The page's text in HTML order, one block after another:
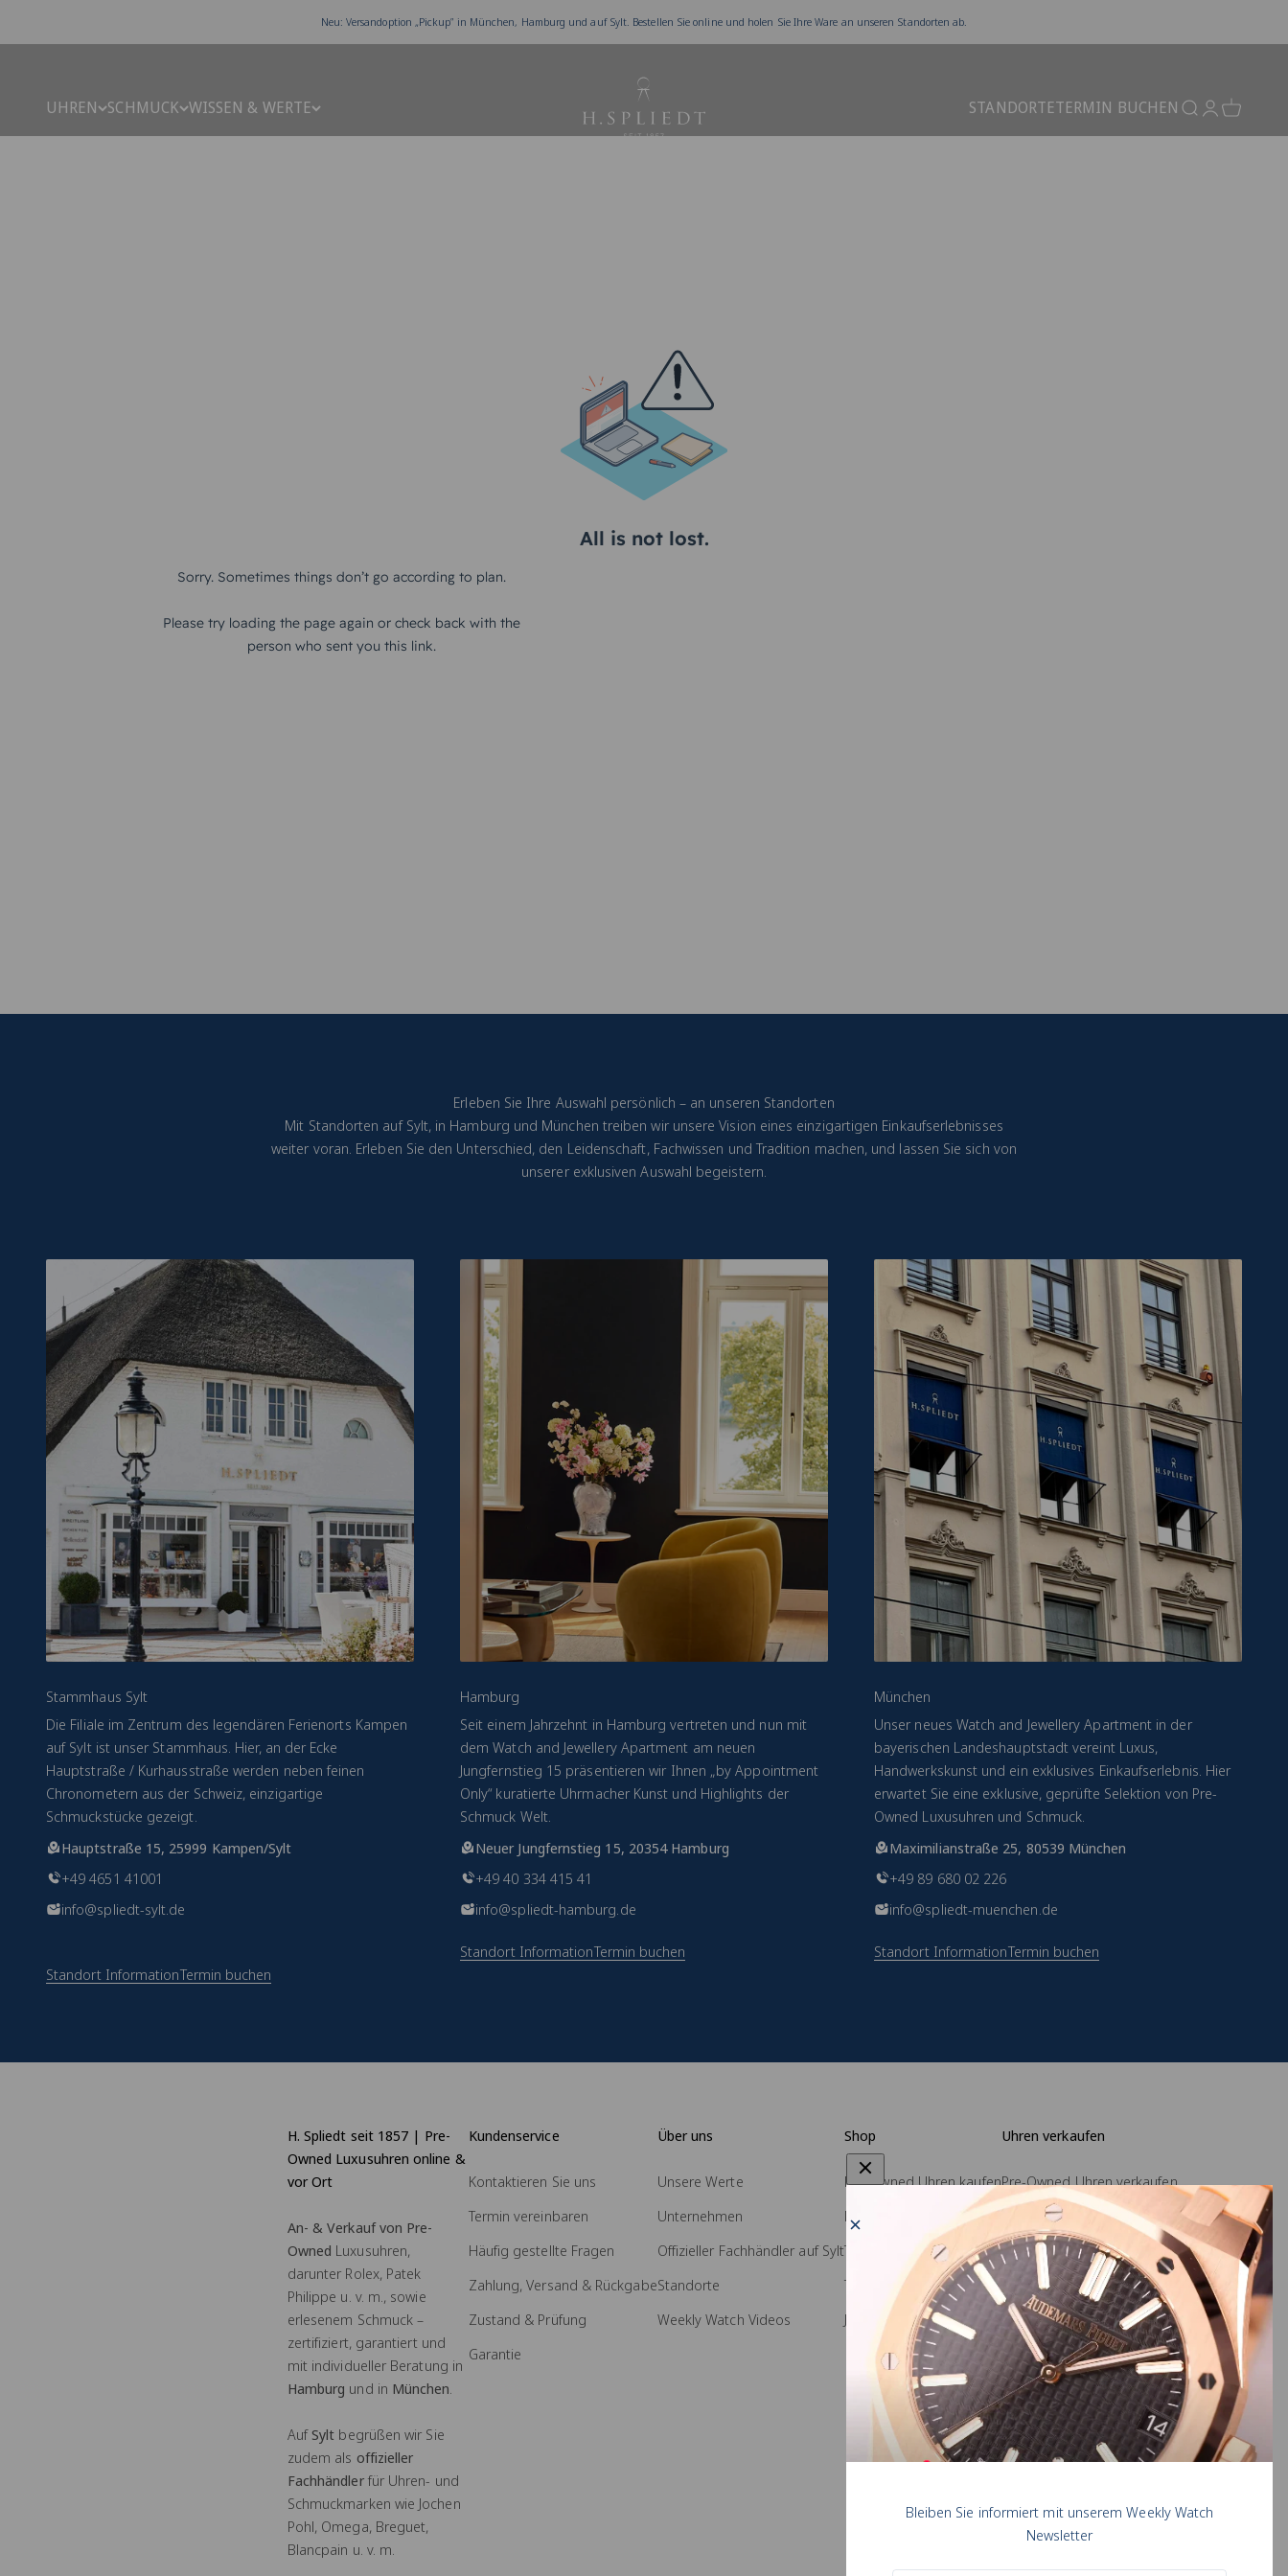
Neu: Versandoption „Pickup” in München, Hamburg und auf Sylt. Bestellen Sie online und holen Sie Ihre Ware an unseren Standorten ab.
UHREN SCHMUCK WISSEN & WERTE
Juwelier Spliedt
STANDORTETERMIN BUCHEN SuchenAnmelden
Warenkorb
Bleiben Sie informiert mit unserem Weekly Watch
Newsletter
Erleben Sie Ihre Auswahl persönlich – an unseren Standorten
Mit Standorten auf Sylt, in Hamburg und München treiben wir unsere Vision eines einzigartigen Einkaufserlebnisses
weiter voran. Erleben Sie den Unterschied, den Leidenschaft, Fachwissen und Tradition machen, und lassen Sie sich von
unserer exklusiven Auswahl begeistern.
Stammhaus Sylt
Die Filiale im Zentrum des legendären Ferienorts Kampen
auf Sylt ist unser Stammhaus. Hier, an der Ecke
Hauptstraße / Kurhausstraße werden neben feinen
Chronometern aus der Schweiz, einzigartige
Schmuckstücke gezeigt.
Hauptstraße 15, 25999 Kampen/Sylt
+49 4651 41001
info@spliedt-sylt.de
Standort InformationTermin buchen
Hamburg
Seit einem Jahrzehnt in Hamburg vertreten und nun mit
dem Watch and Jewellery Apartment am neuen
Jungfernstieg 15 präsentieren wir Ihnen „by Appointment
Only“ kuratierte Uhrmacher Kunst und Highlights der
Schmuck Welt.
Neuer Jungfernstieg 15, 20354 Hamburg
+49 40 334 415 41
info@spliedt-hamburg.de
Standort InformationTermin buchen
München
Unser neues Watch and Jewellery Apartment in der
bayerischen Landeshauptstadt vereint Luxus,
Handwerkskunst und ein exklusives Einkaufserlebnis. Hier
erwartet Sie eine exklusive, geprüfte Selektion von Pre-
Owned Luxusuhren und Schmuck.
Maximilianstraße 25, 80539 München
+49 89 680 02 226
info@spliedt-muenchen.de
Standort InformationTermin buchen
H. Spliedt seit 1857 | Pre-
Owned Luxusuhren online &
vor Ort
An- & Verkauf von Pre-
Owned Luxusuhren,
darunter Rolex, Patek
Philippe u. v. m., sowie
erlesenem Schmuck –
zertifiziert, garantiert und
mit individueller Beratung in
Hamburg und in München
AufSylt begrüßen wir Sie
zudem als offizieller
Fachhändlerfür Uhren- und
Schmuckmarken wie Jochen
Pohl, Omega, Breguet,
Blancpain u. v. m.
Kundenservice
Kontaktieren Sie uns
Termin vereinbaren
Häufig gestellte Fragen
Zahlung, Versand & Rückgabe
Zustand & Prüfung
Garantie
Über uns
Unsere Werte
Unternehmen
Offizieller Fachhändler auf Sylt
Standorte
Weekly Watch Videos
Shop
Pre-Owned Uhren kaufen
Marken
Trauring Konfigurator
TAMARA COMOLLI
Jochen Pohl
Uhren verkaufen
Pre-Owned Uhren verkaufen
Rolex Uhr verkaufen
Omega Uhr verkaufen
A. Lange & Söhne Uhr verkaufen
Audemars Piguet Uhr verkaufen
Patek Philippe Uhr verkaufen